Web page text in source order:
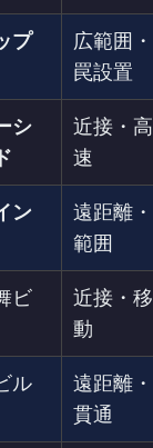
プ
広範囲・
罠設置
シ
近接・高
速
ン
遠距離・
範囲
ビ
近接・移
動
ル
遠距離・
貫通